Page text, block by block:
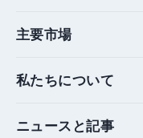
主要市場
私たちについて
ニュースと記事